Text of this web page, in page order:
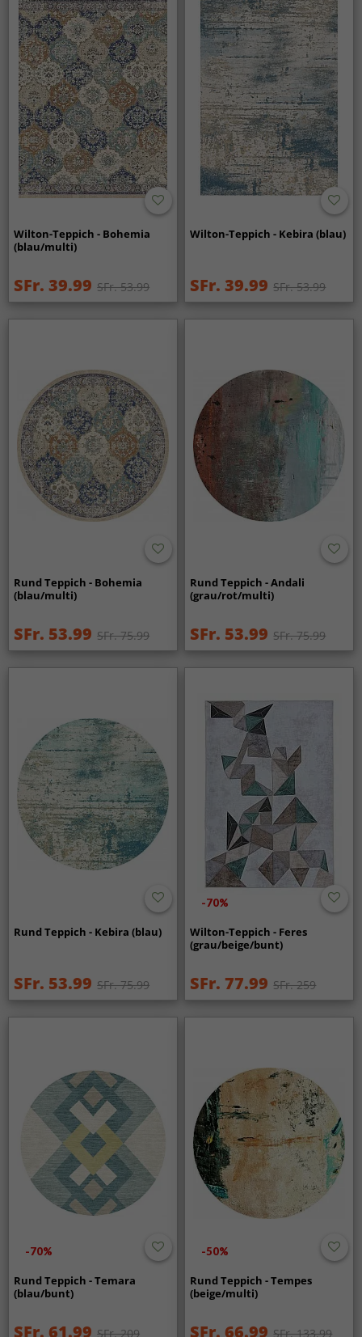
Wilton-Teppich - Bohemia
(blau/multi)
SFr. 39.99 SFr. 53.99
Wilton-Teppich - Kebira (blau)
SFr. 39.99 SFr. 53.99
Rund Teppich - Bohemia
(blau/multi)
SFr. 53.99 SFr. 75.99
Rund Teppich - Andali
(grau/rot/multi)
SFr. 53.99 SFr. 75.99
Rund Teppich - Kebira (blau)
SFr. 53.99 SFr. 75.99
-70%
Wilton-Teppich - Feres
(grau/beige/bunt)
SFr. 77.99 SFr. 259
-70%
Rund Teppich - Temara
(blau/bunt)
SFr. 61.99 SFr. 209
-50%
Rund Teppich - Tempes
(beige/multi)
SFr. 66.99 SFr. 133.99